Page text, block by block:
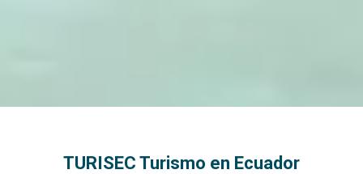
TURISEC Turismo en Ecuador